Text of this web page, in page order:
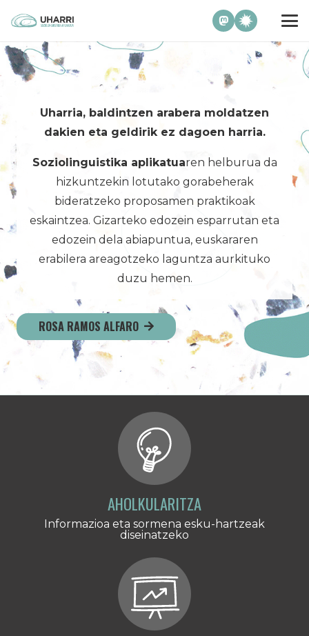
Uharria, baldintzen arabera moldatzen
dakien eta geldirik ez dagoen harria.
Soziolinguistika aplikatuaren helburua da
hizkuntzekin lotutako gorabeherak
bideratzeko proposamen praktikoak
eskaintzea. Gizarteko edozein esparrutan eta
edozein dela abiapuntua, euskararen
erabilera areagotzeko laguntza aurkituko
duzu hemen.
ROSA RAMOS ALFARO
AHOLKULARITZA
Informazioa eta sormena esku-hartzeak
diseinatzeko